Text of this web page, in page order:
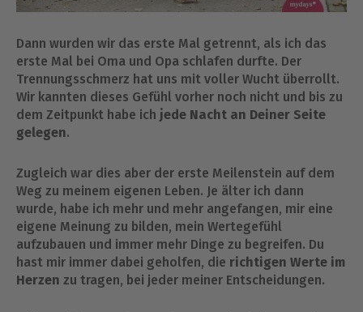
Dann wurden wir das erste Mal getrennt, als ich das
erste Mal bei Oma und Opa schlafen durfte. Der
Trennungsschmerz hat uns mit voller Wucht überrollt.
Wir kannten dieses Gefühl vorher noch nicht und bis zu
dem Zeitpunkt habe ich jede Nacht an Deiner Seite
gelegen.
Zugleich war dies aber der erste Meilenstein auf dem
Weg zu meinem eigenen Leben. Je älter ich dann
wurde, habe ich mehr und mehr angefangen, mir eine
eigene Meinung zu bilden, mein Wertegefühl
aufzubauen und immer mehr Dinge zu begreifen. Du
hast mir immer dabei geholfen, die richtigen Werte im
Herzen zu tragen, bei jeder meiner Entscheidungen.